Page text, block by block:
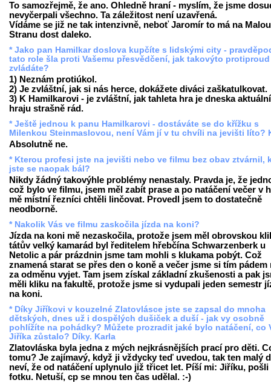
To samozřejmě, že ano. Ohledně hraní - myslím, že jsme
nevyčerpali všechno. Ta záležitost není uzavřená.
Vídáme se již ne tak intenzivně, neboť Jaromír to má na Malou
Stranu dost daleko.
* Jako pan Hamilkar doslova kupčíte s lidskými city -
tato role šla proti Vašemu přesvědčení, jak takovýto protiproud
zvládáte?
1) Neznám protiúkol.
2) Je zvláštní, jak si nás herce, dokážete diváci zaškatulkovat.
3) K Hamilkarovi - je zvláštní, jak tahleta hra je dneska
hraju strašně rád.
* Ještě jednou k panu Hamilkarovi - dostáváte se do křížku s
Milenkou Steinmaslovou, není Vám jí v tu chvíli na jevišti líto?
Absolutně ne.
* Kterou profesi jste na jevišti nebo ve filmu bez obav ztvárnil,
jste se naopak bál?
Nikdy žádný takovýhle problémy nenastaly. Pravda je, že
což bylo ve filmu, jsem měl zabít prase a po natáčení večer v
mě místní řezníci chtěli linčovat. Provedl jsem to dostatečně
neodborně.
* Nakolik Vás ve filmu zaskočila jízda na koni?
Jízda na koni mě nezaskočila, protože jsem měl obrovskou
tátův velký kamarád byl ředitelem hřebčína Schwarzenberk u
Netolic a pár prázdnin jsme tam mohli s klukama pobýt. Což
znamená starat se přes den o koně a večer jsme si tím pádem
za odměnu vyjet. Tam jsem získal základní zkušenosti a pak
měli kliku na fakultě, protože jsme si vydupali jeden semestr
na koni.
* Díky Jiříkovi v kouzelné Zlatovlásce jste se zapsal do mnoha
dětských, dnes už i dospělých dušiček a duší - jak vy osobně
pohlížíte na pohádky? Můžete prozradit jaké bylo natáčení, co
Jiříka zůstalo? Díky. Karla
Zlatovláska byla jedna z mých nejkrásnějších prací pro děti.
tomu? Je zajímavý, když ji vždycky teď uvedou, tak ten malý
neví, že od natáčení uplynulo již třicet let. Píší mi: Jiříku, pošli
fotku. Netuší, cp se mnou ten čas udělal. :-)